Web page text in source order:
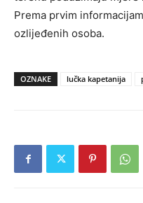
Prema prvim
ozlijeđenih osoba.
OZNAKE lučka kapetanija